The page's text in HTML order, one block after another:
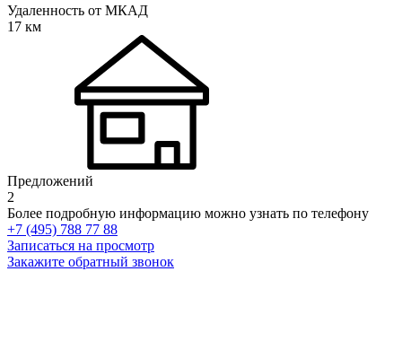
Удаленность от МКАД
17 км
Предложений
2
Более подробную информацию можно узнать по телефону
+7 (495) 788 77 88
Записаться на просмотр
Закажите обратный звонок